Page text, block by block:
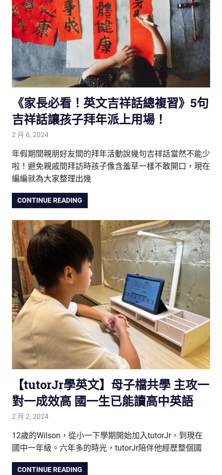
《家長必看！英文吉祥話總複習》5句
吉祥話讓孩子拜年派上用場！
2 月 6, 2024
年假期間親朋好友間的拜年活動說幾句吉祥話當然不能少
啦！避免親戚間拜訪時孩子像含羞草一樣不敢開口，現在
編編就為大家整理出幾
CONTINUE READING
【tutorJr學英文】母子檔共學 主攻一
對一成效高 國一生已能讀高中英語
2 月 2, 2024
12歲的Wilson，從小一下學期開始加入tutorJr，到現在
國中一年級。六年多的時光，tutorJr陪伴他經歷整個國
CONTINUE READING